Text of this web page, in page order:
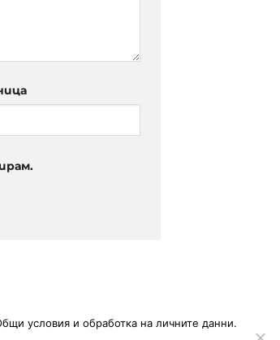
ДАННИ
условия и обработка на личните данни.